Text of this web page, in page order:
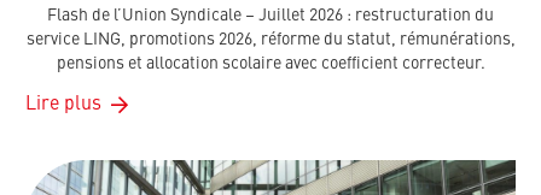
Flash de l’Union Syndicale – Juillet 2026 : restructuration du
service LING, promotions 2026, réforme du statut, rémunérations,
pensions et allocation scolaire avec coefficient correcteur.
Lire plus